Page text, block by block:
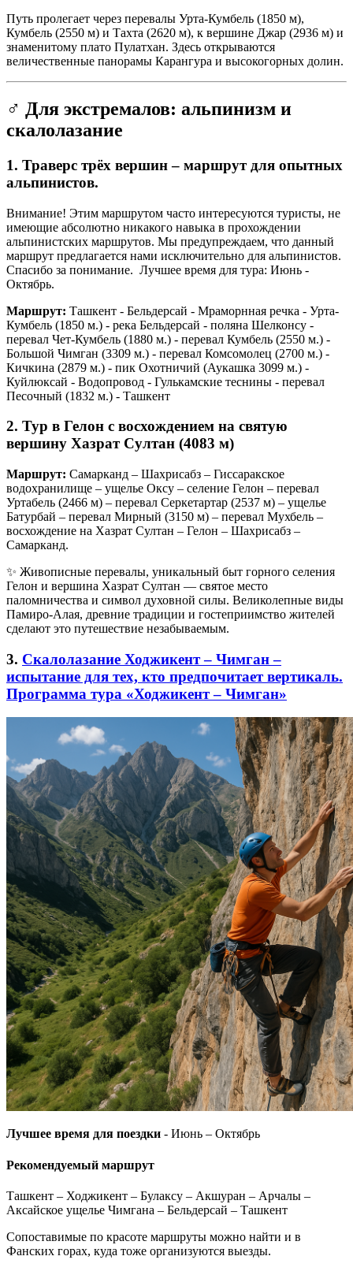
Путь пролегает через перевалы Урта-Кумбель (1850 м),
Кумбель (2550 м) и Тахта (2620 м), к вершине Джар (2936 м) и
знаменитому плато Пулатхан. Здесь открываются
величественные панорамы Карангура и высокогорных долин.
‍♂️ Для экстремалов: альпинизм и
скалолазание
1. Траверс трёх вершин – маршрут для опытных
альпинистов.
Внимание! Этим маршрутом часто интересуются туристы, не
имеющие абсолютно никакого навыка в прохождении
альпинистских маршрутов. Мы предупреждаем, что данный
маршрут предлагается нами исключительно для альпинистов.
Спасибо за понимание. Лучшее время для тура: Июнь -
Октябрь.
Маршрут: Ташкент - Бельдерсай - Мраморнная речка - Урта-
Кумбель (1850 м.) - река Бельдерсай - поляна Шелконсу -
перевал Чет-Кумбель (1880 м.) - перевал Кумбель (2550 м.) -
Большой Чимган (3309 м.) - перевал Комсомолец (2700 м.) -
Кичкина (2879 м.) - пик Охотничий (Аукашка 3099 м.) -
Куйлюксай - Водопровод - Гулькамские теснины - перевал
Песочный (1832 м.) - Ташкент
2. Тур в Гелон с восхождением на святую
вершину Хазрат Султан (4083 м)
Маршрут: Самарканд – Шахрисабз – Гиссаракское
водохранилище – ущелье Оксу – селение Гелон – перевал
Уртабель (2466 м) – перевал Серкетартар (2537 м) – ущелье
Батурбай – перевал Мирный (3150 м) – перевал Мухбель –
восхождение на Хазрат Султан – Гелон – Шахрисабз –
Самарканд.
✨ Живописные перевалы, уникальный быт горного селения
Гелон и вершина Хазрат Султан — святое место
паломничества и символ духовной силы. Великолепные виды
Памиро-Алая, древние традиции и гостеприимство жителей
сделают это путешествие незабываемым.
3. Скалолазание Ходжикент – Чимган –
испытание для тех, кто предпочитает вертикаль.
Программа тура «Ходжикент – Чимган»
Лучшее время для поездки - Июнь – Октябрь
Рекомендуемый маршрут
Ташкент – Ходжикент – Булаксу – Акшуран – Арчалы –
Аксайское ущелье Чимгана – Бельдерсай – Ташкент
Сопоставимые по красоте маршруты можно найти и в
Фанских горах, куда тоже организуются выезды.